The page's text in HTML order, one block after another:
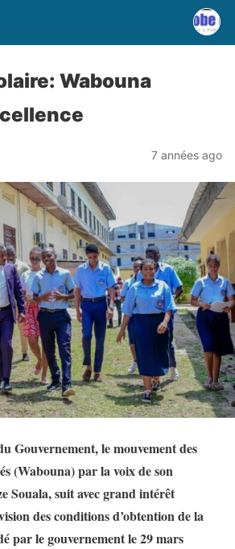
Wabouna
7 années ago
Gouvernement, le mouvement des
(Wabouna) par la voix de son
Souala, suit avec grand intérêt
des conditions d’obtention de la
par le gouvernement le 29 mars